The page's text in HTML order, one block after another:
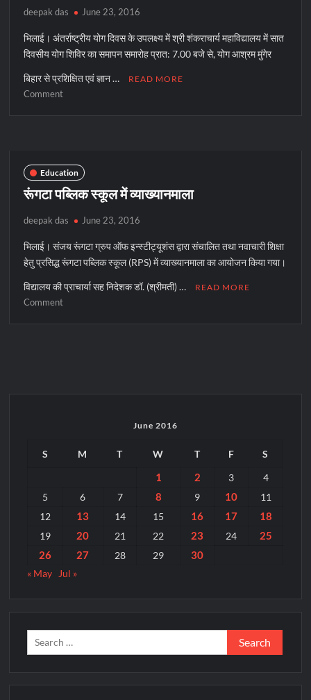
deepak das June 23, 2016
भिलाई। अंतर्राष्ट्रीय योग दिवस के उपलक्ष्य में श्री शंकराचार्य महाविद्यालय में सात
दिवसीय योग शिविर का समापन समारोह प्रात: 7.00 बजे से, योग आश्रम मुंगेर
बिहार से प्रशिक्षित एवं ज्ञान … READ MORE
Commenton
शिविर
सम्पन्न
Education
रूंगटा पब्लिक स्कूल में व्याख्यानमाला
deepak das June 23, 2016
भिलाई। संजय रूंगटा ग्रुप ऑफ इन्स्टीट्यूशंस द्वारा संचालित तथा नवाचारी शिक्षा
हेतु प्रसिद्ध रूंगटा पब्लिक स्कूल (RPS) में व्याख्यानमाला का आयोजन किया गया।
विद्यालय की प्राचार्या सह निदेशक डॉ. (श्रीमती) … READ MORE
Commenton
June 2016
S M T W T F S
1 2 3
4
5
6 7 8 9 10
11
12
13 14 15 16 17 18
19 20 21 22 23 24
25
26
27 28 29 30
« May Jul »
Search
for: